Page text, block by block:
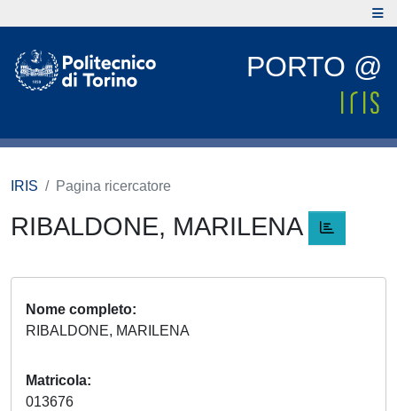
PORTO @
IRIS Pagina ricercatore
RIBALDONE, MARILENA
Nome completo
RIBALDONE, MARILENA
Matricola
013676